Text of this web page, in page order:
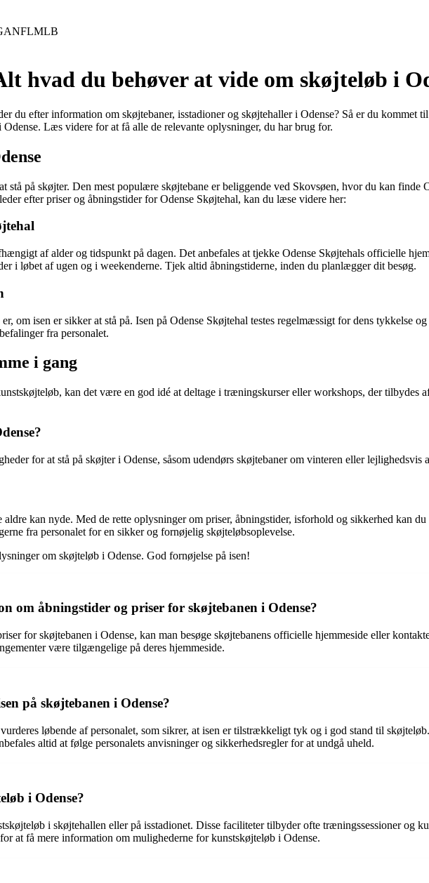
NFLMLB
hvad du behøver at vide om skøjteløb i
du efter information om skøjtebaner, isstadioner og skøjtehaller i Odense? Så er du
Læs videre for at få alle de relevante oplysninger, du har brug for.
stå på skøjter. Den mest populære skøjtebane er beliggende ved Skovsøen, hvor du kan
efter priser og åbningstider for Odense Skøjtehal, kan du læse videre her:
af alder og tidspunkt på dagen. Det anbefales at tjekke Odense Skøjtehals officielle
i løbet af ugen og i weekenderne. Tjek altid åbningstiderne, inden du planlægger dit besøg.
om isen er sikker at stå på. Isen på Odense Skøjtehal testes regelmæssigt for dens tykkelse
fra personalet.
i gang
kan det være en god idé at deltage i træningskurser eller workshops, der tilbydes
for at stå på skøjter i Odense, såsom udendørs skøjtebaner om vinteren eller
kan nyde. Med de rette oplysninger om priser, åbningstider, isforhold og sikkerhed kan
fra personalet for en sikker og fornøjelig skøjteløbsoplevelse.
om skøjteløb i Odense. God fornøjelse på isen!
om åbningstider og priser for skøjtebanen i Odense?
for skøjtebanen i Odense, kan man besøge skøjtebanens officielle hjemmeside eller
være tilgængelige på deres hjemmeside.
på skøjtebanen i Odense?
løbende af personalet, som sikrer, at isen er tilstrækkeligt tyk og i god stand til
altid at følge personalets anvisninger og sikkerhedsregler for at undgå uheld.
i Odense?
i skøjtehallen eller på isstadionet. Disse faciliteter tilbyder ofte træningssessioner og
at få mere information om mulighederne for kunstskøjteløb i Odense.